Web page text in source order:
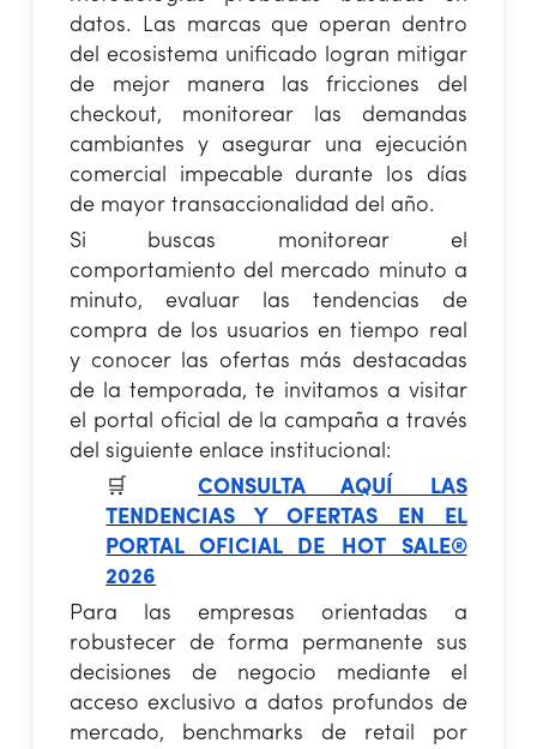
datos. Las marcas que operan dentro
del ecosistema unificado logran mitigar
de mejor manera las fricciones del
checkout, monitorear las demandas
cambiantes y asegurar una ejecución
comercial impecable durante los días
de mayor transaccionalidad del año.
Si buscas monitorear el
comportamiento del mercado minuto a
minuto, evaluar las tendencias de
compra de los usuarios en tiempo real
y conocer las ofertas más destacadas
de la temporada, te invitamos a visitar
el portal oficial de la campaña a través
del siguiente enlace institucional:
🛒
CONSULTA AQUÍ LAS
TENDENCIAS Y OFERTAS EN EL
PORTAL OFICIAL DE HOT SALE®
2026
Para las empresas orientadas a
robustecer de forma permanente sus
decisiones de negocio mediante el
acceso exclusivo a datos profundos de
mercado, benchmarks de retail por